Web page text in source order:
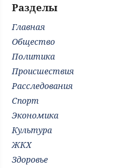
Разделы
Главная
Общество
Политика
Происшествия
Расследования
Спорт
Экономика
Культура
ЖКХ
Здоровье